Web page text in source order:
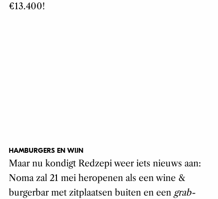
€13.400!
HAMBURGERS EN WIJN
Maar nu kondigt Redzepi weer iets nieuws aan:
Noma zal 21 mei heropenen als een wine &
burgerbar met zitplaatsen buiten en een grab-